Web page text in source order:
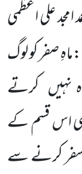
امجد علی اعظمی
صفر کو لوگ
نہیں کرتے
اس قسم کے
کرنے سے